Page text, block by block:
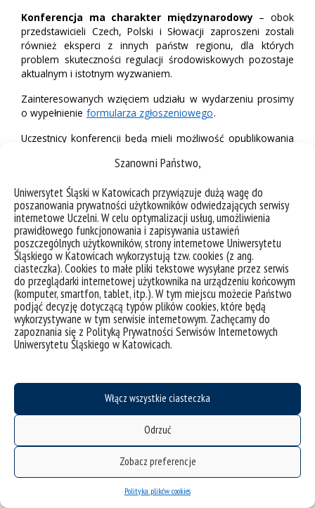
Szanowni Państwo,
Uniwersytet Śląski w Katowicach przywiązuje dużą wagę do
poszanowania prywatności użytkowników odwiedzających serwisy
internetowe Uczelni. W celu optymalizacji usług, umożliwienia
prawidłowego funkcjonowania i zapisywania ustawień
poszczególnych użytkowników, strony internetowe Uniwersytetu
Śląskiego w Katowicach wykorzystują tzw. cookies (z ang.
ciasteczka). Cookies to małe pliki tekstowe wysyłane przez serwis
do przeglądarki internetowej użytkownika na urządzeniu końcowym
(komputer, smartfon, tablet, itp.). W tym miejscu możecie Państwo
podjąć decyzję dotyczącą typów plików cookies, które będą
wykorzystywane w tym serwisie internetowym. Zachęcamy do
zapoznania się z Polityką Prywatności Serwisów Internetowych
Uniwersytetu Śląskiego w Katowicach.
Włącz wszystkie ciasteczka
Odrzuć
Zobacz preferencje
Polityka plików cookies
Konferencja ma charakter międzynarodowy– obok
przedstawicieli Czech, Polski i Słowacji zaproszeni zostali
również eksperci z innych państw regionu, dla których
problem skuteczności regulacji środowiskowych pozostaje
aktualnym i istotnym wyzwaniem.
Zainteresowanych wzięciem udziału w wydarzeniu prosimy
o wypełnienie formularza zgłoszeniowego.
Uczestnicy konferencji będą mieli możliwość opublikowania
Górnictwa i Ochrony Środowiska. Teksty przeznaczone do
dnia 30 września 2026 roku.
Więcej informacji na stronie:
https://us.edu.pl/wydzial/wpia/polsko-czesko-slowacka-
konferencja-naukowa-prawa-ochrony-srodowiska/kwestie-
organizacyjne-i-program/